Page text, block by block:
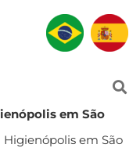
em São
em São